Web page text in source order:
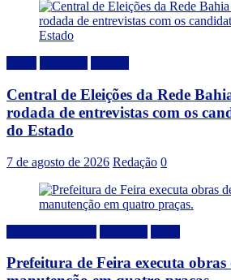
Central de Eleições da Rede
rodada de entrevistas com os
do Estado
7 de agosto de 2026 Redação 0
Prefeitura de Feira executa obras